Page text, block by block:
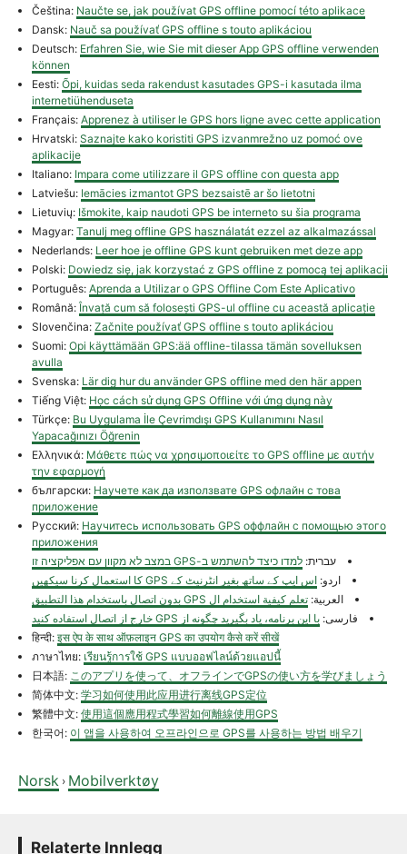
Čeština: Naučte se, jak používat GPS offline pomocí této aplikace
Dansk: Nauč sa používať GPS offline s touto aplikáciou
Deutsch: Erfahren Sie, wie Sie mit dieser App GPS offline verwenden
können
Eesti: Õpi, kuidas seda rakendust kasutades GPS-i kasutada ilma
internetiühenduseta
Français: Apprenez à utiliser le GPS hors ligne avec cette application
Hrvatski: Saznajte kako koristiti GPS izvanmrežno uz pomoć ove
aplikacije
Italiano: Impara come utilizzare il GPS offline con questa app
Latviešu: Iemācies izmantot GPS bezsaistē ar šo lietotni
Lietuvių: Išmokite, kaip naudoti GPS be interneto su šia programa
Magyar: Tanulj meg offline GPS használatát ezzel az alkalmazással
Nederlands: Leer hoe je offline GPS kunt gebruiken met deze app
Polski: Dowiedz się, jak korzystać z GPS offline z pomocą tej aplikacji
Português: Aprenda a Utilizar o GPS Offline Com Este Aplicativo
Română: Învață cum să folosești GPS-ul offline cu această aplicație
Slovenčina: Začnite používať GPS offline s touto aplikáciou
Suomi: Opi käyttämään GPS:ää offline-tilassa tämän sovelluksen
avulla
Svenska: Lär dig hur du använder GPS offline med den här appen
Tiếng Việt: Học cách sử dụng GPS Offline với ứng dụng này
Türkçe: Bu Uygulama İle Çevrimdışı GPS Kullanımını Nasıl
Yapacağınızı Öğrenin
Ελληνικά: Μάθετε πώς να χρησιμοποιείτε το GPS offline με αυτήν
την εφαρμογή
български: Научете как да използвате GPS офлайн с това
приложение
Русский: Научитесь использовать GPS оффлайн с помощью этого
приложения
עברית: למדו כיצד להשתמש ב-GPS במצב לא מקוון עם אפליקציה זו
اردو: اس ایپ کے ساتھ بغیر انٹرنیٹ کے GPS کا استعمال کرنا سیکھیں
العربية: تعلم كيفية استخدام ال GPS بدون اتصال باستخدام هذا التطبيق
فارسی: با این برنامه، یاد بگیرید چگونه از GPS خارج از اتصال استفاده کنید
हिन्दी: इस ऐप के साथ ऑफ़लाइन GPS का उपयोग कैसे करें सीखें
ภาษาไทย: เรียนรู้การใช้ GPS แบบออฟไลน์ด้วยแอปนี้
日本語: このアプリを使って、オフラインでGPSの使い方を学びましょう
简体中文: 学习如何使用此应用进行离线GPS定位
繁體中文: 使用這個應用程式學習如何離線使用GPS
한국어: 이 앱을 사용하여 오프라인으로 GPS를 사용하는 방법 배우기
Norsk › Mobilverktøy
Relaterte Innlegg